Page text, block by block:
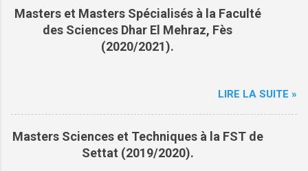
Masters et Masters Spécialisés à la Faculté
des Sciences Dhar El Mehraz, Fès
(2020/2021).
LIRE LA SUITE »
Masters Sciences et Techniques à la FST de
Settat (2019/2020).